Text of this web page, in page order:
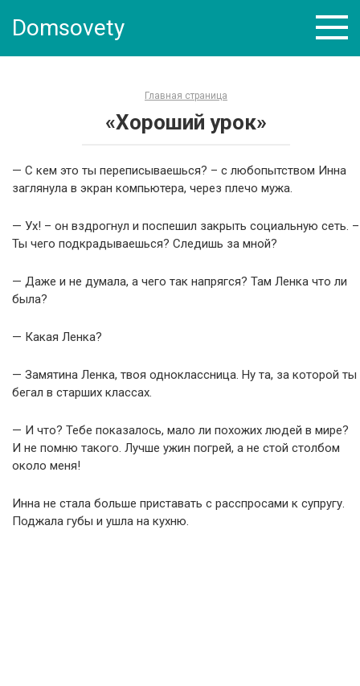
Domsovety
Главная страница
«Хороший урок»
— С кем это ты переписываешься? – с любопытством Инна
заглянула в экран компьютера, через плечо мужа.
— Ух! – он вздрогнул и поспешил закрыть социальную сеть. –
Ты чего подкрадываешься? Следишь за мной?
— Даже и не думала, а чего так напрягся? Там Ленка что ли
была?
— Какая Ленка?
— Замятина Ленка, твоя одноклассница. Ну та, за которой ты
бегал в старших классах.
— И что? Тебе показалось, мало ли похожих людей в мире?
И не помню такого. Лучше ужин погрей, а не стой столбом
около меня!
Инна не стала больше приставать с расспросами к супругу.
Поджала губы и ушла на кухню.